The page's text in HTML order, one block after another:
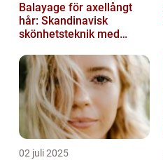
Balayage för axellångt
hår: Skandinavisk
skönhetsteknik med
02 juli 2025